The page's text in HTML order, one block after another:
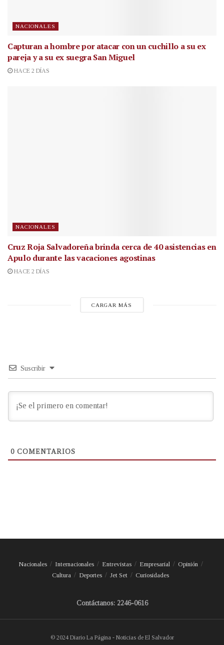
NACIONALES
Capturan a hombre por atacar con un cuchillo a su ex
pareja y a su ex suegra San Miguel
HACE 2 DÍAS
NACIONALES
Cruz Roja Salvadoreña brinda cerca de 40 asistencias en
Apulo durante las vacaciones agostinas
HACE 2 DÍAS
CARGAR MÁS
Suscribir
0 COMENTARIOS
Nacionales Internacionales Entrevistas Empresarial
Opinión
Cultura
Deportes Jet Set Curiosidades
Contáctanos: 2246-0616
© 2024 Diario La Página - Noticias de El Salvador